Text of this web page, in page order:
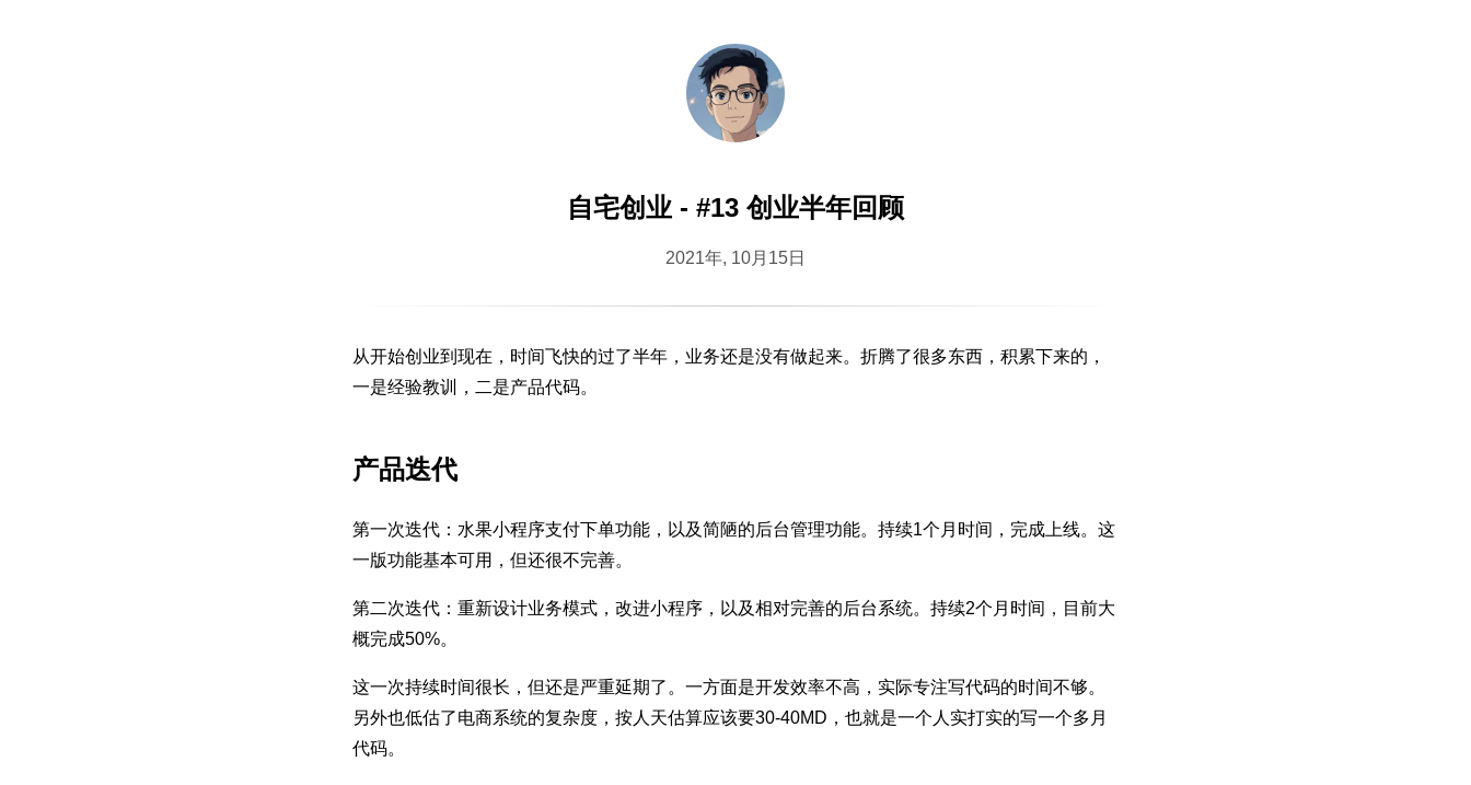
自宅创业 - #13 创业半年回顾
2021年, 10月15日
从开始创业到现在，时间飞快的过了半年，业务还是没有做起来。折腾了很多东西，积累下来的，
一是经验教训，二是产品代码。
产品迭代
第一次迭代：水果小程序支付下单功能，以及简陋的后台管理功能。持续1个月时间，完成上线。这
一版功能基本可用，但还很不完善。
第二次迭代：重新设计业务模式，改进小程序，以及相对完善的后台系统。持续2个月时间，目前大
概完成50%。
这一次持续时间很长，但还是严重延期了。一方面是开发效率不高，实际专注写代码的时间不够。
另外也低估了电商系统的复杂度，按人天估算应该要30-40MD，也就是一个人实打实的写一个多月
代码。